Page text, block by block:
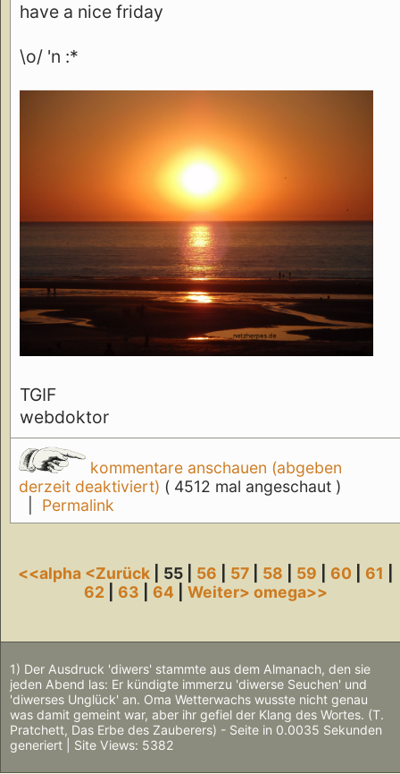
have a nice friday
\o/ 'n :*
TGIF
webdoktor
kommentare anschauen (abgeben
derzeit deaktiviert) ( 4512 mal angeschaut )
Permalink
<<alpha <Zurück | 55 | 56 57 58 59 60 61
62
63 64 |Weiter>omega>>
1) Der Ausdruck 'diwers' stammte aus dem Almanach, den sie
jeden Abend las: Er kündigte immerzu 'diwerse Seuchen' und
'diwerses Unglück' an. Oma Wetterwachs wusste nicht genau
was damit gemeint war, aber ihr gefiel der Klang des Wortes. (T.
Pratchett, Das Erbe des Zauberers) - Seite in 0.0035 Sekunden
generiert | Site Views: 5382